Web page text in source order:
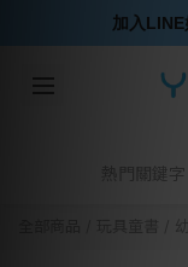
熱門關鍵字
加入